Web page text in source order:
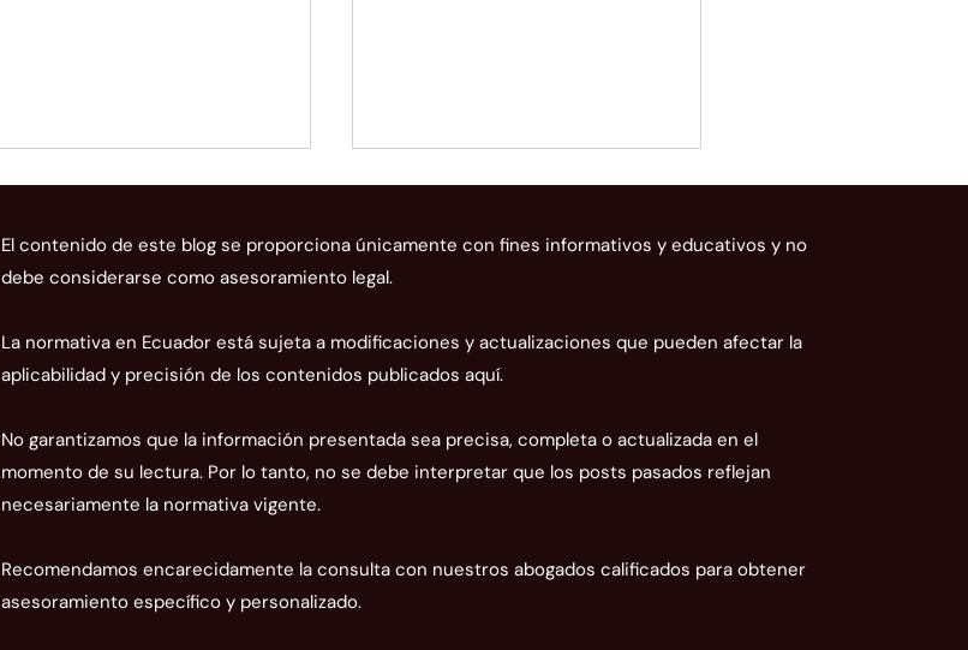
Normas para el registro de
informáticos o servicios de
facturación electrónica
La CAN ratifica que la tasa
gravamen prohibido: ¿qué
implica para su empresa?
El contenido de este blog se proporciona únicamente con fines informativos y educativos y no
debe considerarse como asesoramiento legal.
La normativa en Ecuador está sujeta a modificaciones y actualizaciones que pueden afectar la
aplicabilidad y precisión de los contenidos publicados aquí.
No garantizamos que la información presentada sea precisa, completa o actualizada en el
momento de su lectura. Por lo tanto, no se debe interpretar que los posts pasados reflejan
necesariamente la normativa vigente.
Recomendamos encarecidamente la consulta con nuestros abogados calificados para obtener
asesoramiento específico y personalizado.